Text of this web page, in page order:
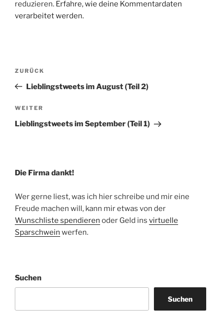
reduzieren. Erfahre, wie deine Kommentardaten
verarbeitet werden.
Beitragsnavigation
Vorheriger
Beitrag
ZURÜCK
Lieblingstweets im August (Teil 2)
Nächster
Beitrag
WEITER
Lieblingstweets im September (Teil 1)
Die Firma dankt!
Wer gerne liest, was ich hier schreibe und mir eine
Freude machen will, kann mir etwas von der
Wunschliste spendieren oder Geld ins virtuelle
Sparschwein werfen.
Suchen
Suchen